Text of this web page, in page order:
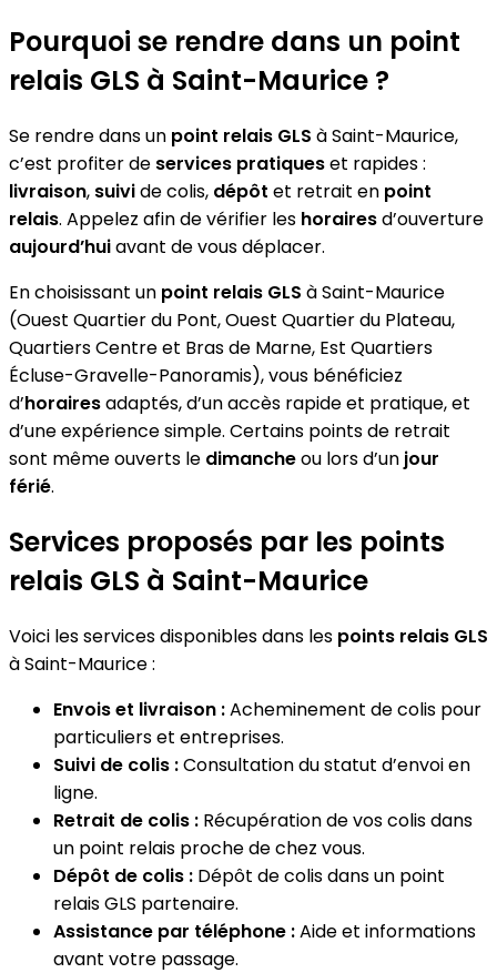
Pourquoi se rendre dans un point
relais GLS à Saint-Maurice ?
Se rendre dans un point relais GLS à Saint-Maurice,
c’est profiter de services pratiqueset rapides :
livraison, suivide colis, dépôt et retrait en point
relais. Appelez afin de vérifier les horairesd’ouverture
aujourd’huiavant de vous déplacer.
En choisissant un point relais GLS à Saint-Maurice
(Ouest Quartier du Pont, Ouest Quartier du Plateau,
Quartiers Centre et Bras de Marne, Est Quartiers
Écluse-Gravelle-Panoramis), vous bénéficiez
d’horairesadaptés, d’un accès rapide et pratique, et
d’une expérience simple. Certains points de retrait
sont même ouverts le dimancheou lors d’un jour
férié.
Services proposés par les points
relais GLS à Saint-Maurice
Voici les services disponibles dans les points relais GLS
à Saint-Maurice :
Envois et livraison :Acheminement de colis pour
particuliers et entreprises.
Suivi de colis :Consultation du statut d’envoi en
ligne.
Retrait de colis : Récupération de vos colis dans
un point relais proche de chez vous.
Dépôt de colis : Dépôt de colis dans un point
relais GLS partenaire.
Assistance par téléphone :Aide et informations
avant votre passage.